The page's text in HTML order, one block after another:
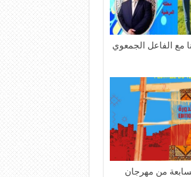
مع الفاعل الجمعوي
تازناخت تستعد للنسخة السابعة من مهرجان